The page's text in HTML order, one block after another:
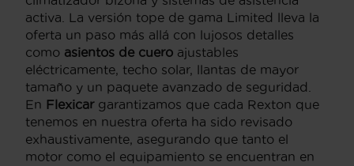
activa. La versión tope de gama Limited lleva la
oferta un paso más allá con lujosos detalles
como asientos de cuero ajustables
eléctricamente, techo solar, llantas de mayor
tamaño y un paquete avanzado de seguridad.
En Flexicargarantizamos que cada Rexton que
tenemos en nuestra oferta ha sido revisado
exhaustivamente, asegurando que tanto el
motor como el equipamiento se encuentran en